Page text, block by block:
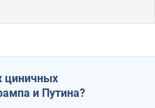
циничных
и Путина?